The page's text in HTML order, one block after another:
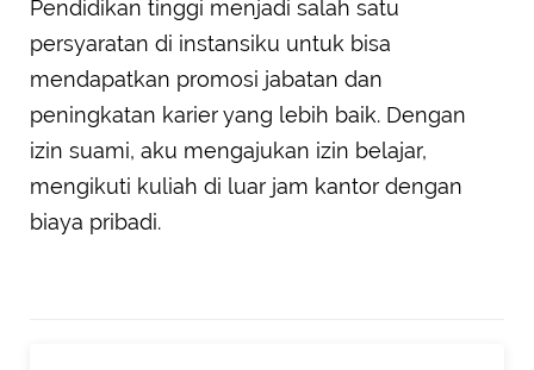
Pendidikan tinggi menjadi salah satu
persyaratan di instansiku untuk bisa
mendapatkan promosi jabatan dan
peningkatan karier yang lebih baik. Dengan
izin suami, aku mengajukan izin belajar,
mengikuti kuliah di luar jam kantor dengan
biaya pribadi.